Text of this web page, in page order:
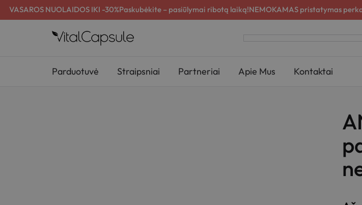
VASAROS NUOLAIDOS IKI -30%Paskubėkite – pasiūlymai ribotą laiką!NEMOKAMAS pristatymas
Parduotuvė Straipsniai Partneriai Apie Mus Kontaktai